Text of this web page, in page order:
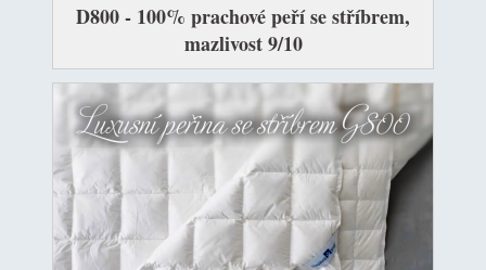
D800 - 100% prachové peří se stříbrem,
mazlivost 9/10